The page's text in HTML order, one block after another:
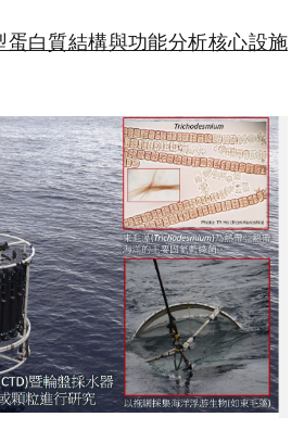
蛋白質結構與功能分析核心設施